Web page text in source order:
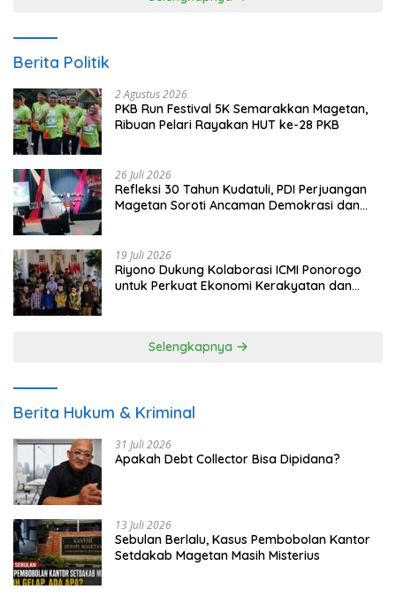
Berita Politik
2 Agustus 2026
PKB Run Festival 5K Semarakkan Magetan,
Ribuan Pelari Rayakan HUT ke-28 PKB
26 Juli 2026
Refleksi 30 Tahun Kudatuli, PDI Perjuangan
Magetan Soroti Ancaman Demokrasi dan
19 Juli 2026
Riyono Dukung Kolaborasi ICMI Ponorogo
untuk Perkuat Ekonomi Kerakyatan dan
Selengkapnya
Berita Hukum & Kriminal
31 Juli 2026
Apakah Debt Collector Bisa Dipidana?
13 Juli 2026
Sebulan Berlalu, Kasus Pembobolan Kantor
Setdakab Magetan Masih Misterius